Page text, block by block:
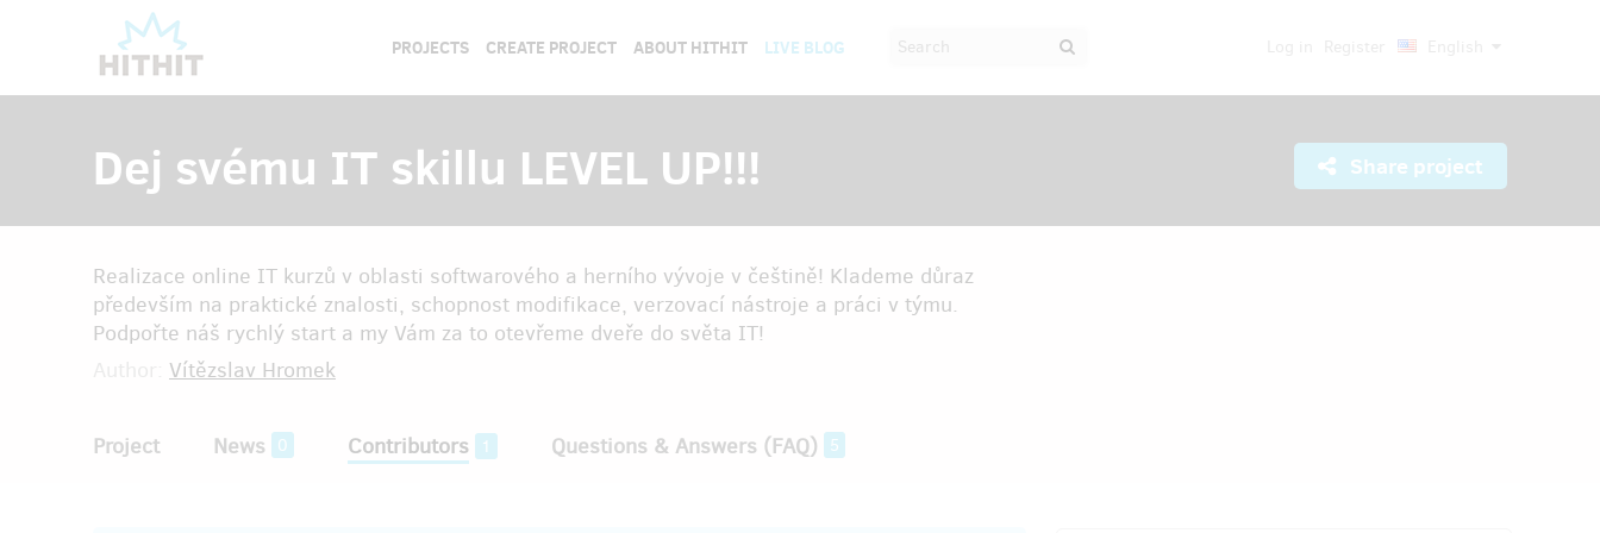
PROJECTS CREATE PROJECT ABOUT HITHIT LIVE BLOG
Dej svému IT skillu LEVEL UP!!! Share project
Realizace online IT kurzů v oblasti softwarového a herního vývoje v češtině! Klademe důraz
především na praktické znalosti, schopnost modifikace, verzovací nástroje a práci v týmu.
Podpořte náš rychlý start a my Vám za to otevřeme dveře do světa IT!
Vítězslav Hromek
Project News 0 Contributors 1 Questions & Answers (FAQ) 5